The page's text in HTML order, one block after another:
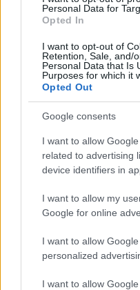
Personal Data for
Opted In
I want to opt-out of
Retention, Sale, and/
Personal Data that Is
Purposes for which it
Opted Out
Google consents
I want to allow
related to advertising
device identifiers in
I want to allow my
Google for online
I want to allow
personalized
I want to allow